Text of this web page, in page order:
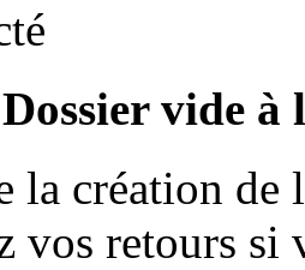
vide à
la création de
vos retours si